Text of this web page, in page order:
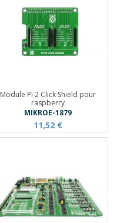
Module Pi 2 Click Shield pour
raspberry
MIKROE-1879
11,52 €